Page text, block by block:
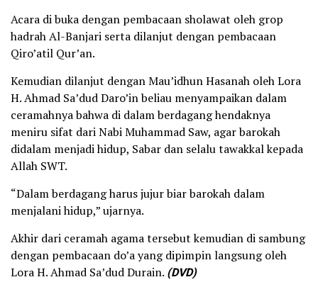
Acara di buka dengan pembacaan sholawat oleh grop
hadrah Al-Banjari serta dilanjut dengan pembacaan
Qiro’atil Qur’an.
Kemudian dilanjut dengan Mau’idhun Hasanah oleh Lora
H. Ahmad Sa’dud Daro’in beliau menyampaikan dalam
ceramahnya bahwa di dalam berdagang hendaknya
meniru sifat dari Nabi Muhammad Saw, agar barokah
didalam menjadi hidup, Sabar dan selalu tawakkal kepada
Allah SWT.
“Dalam berdagang harus jujur biar barokah dalam
menjalani hidup,” ujarnya.
Akhir dari ceramah agama tersebut kemudian di sambung
dengan pembacaan do’a yang dipimpin langsung oleh
Lora H. Ahmad Sa’dud Durain. (DVD)